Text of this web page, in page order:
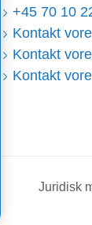
+45 70 10
Kontakt
Kontakt
Kontakt
Juridisk